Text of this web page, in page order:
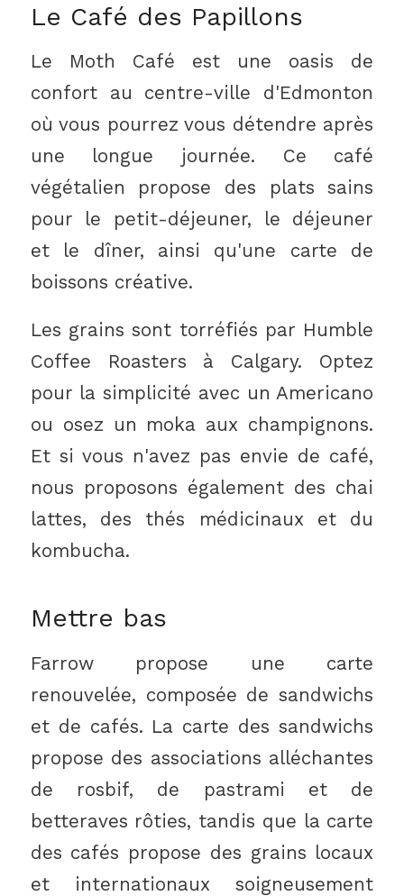
Le Café des Papillons
Le Moth Café est une oasis de
confort au centre-ville d'Edmonton
où vous pourrez vous détendre après
une longue journée. Ce café
végétalien propose des plats sains
pour le petit-déjeuner, le déjeuner
et le dîner, ainsi qu'une carte de
boissons créative.
Les grains sont torréfiés par Humble
Coffee Roasters à Calgary. Optez
pour la simplicité avec un Americano
ou osez un moka aux champignons.
Et si vous n'avez pas envie de café,
nous proposons également des chai
lattes, des thés médicinaux et du
kombucha.
Mettre bas
Farrow propose une carte
renouvelée, composée de sandwichs
et de cafés. La carte des sandwichs
propose des associations alléchantes
de rosbif, de pastrami et de
betteraves rôties, tandis que la carte
des cafés propose des grains locaux
et internationaux soigneusement